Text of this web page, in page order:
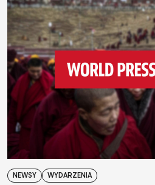
NEWSY WYDARZENIA